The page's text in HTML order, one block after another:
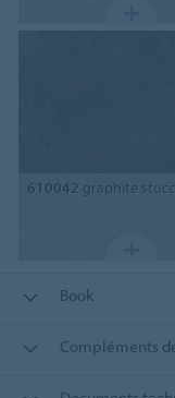
610042 graphite
Book
Compléments